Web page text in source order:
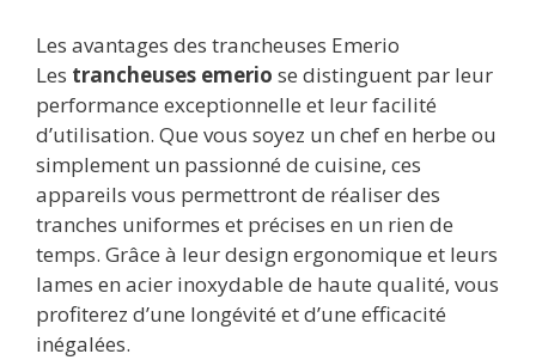
Les avantages des trancheuses Emerio
Les trancheuses emerio se distinguent par leur
performance exceptionnelle et leur facilité
d’utilisation. Que vous soyez un chef en herbe ou
simplement un passionné de cuisine, ces
appareils vous permettront de réaliser des
tranches uniformes et précises en un rien de
temps. Grâce à leur design ergonomique et leurs
lames en acier inoxydable de haute qualité, vous
profiterez d’une longévité et d’une efficacité
inégalées.